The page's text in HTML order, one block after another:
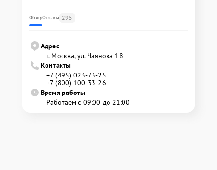
ОбзорОтзывы 295
Адрес
г. Москва, ул. Чаянова 18
Контакты
+7 (495) 023-73-25
+7 (800) 100-33-26
Время работы
Работаем с 09:00 до 21:00